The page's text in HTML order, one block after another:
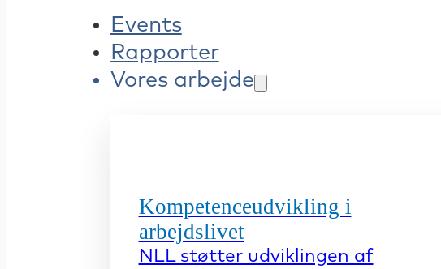
Events
Rapporter
Vores arbejde
Kompetenceudvikling i
arbejdslivet
NLL støtter udviklingen af